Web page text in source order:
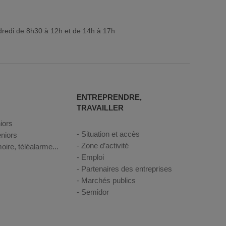
de 8h30 à 12h et de 14h à 17h
téléalarme...
ENTREPRENDRE,
TRAVAILLER
Situation et accès
Zone d’activité
Emploi
Partenaires des entreprises
Marchés publics
Semidor